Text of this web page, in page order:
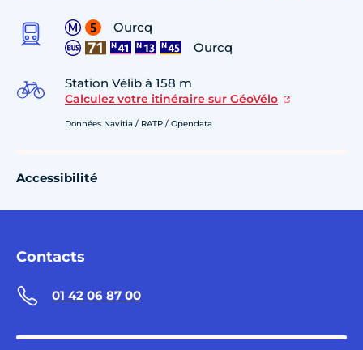
Ourcq
Ourcq
Station Vélib à 158 m
Calculez votre itinéraire sur GéoVélo
Données Navitia / RATP / Opendata
Accessibilité
Contacts
01 42 06 87 00